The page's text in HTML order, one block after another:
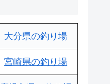
大分県の釣り場
宮崎県の釣り場